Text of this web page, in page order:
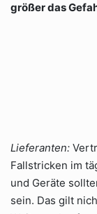
größer das
Lieferanten:
Fallstricken im
und Geräte
sein. Das gilt